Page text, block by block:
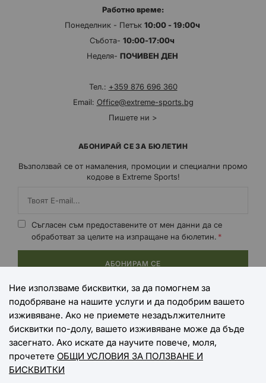
Работно време:
Понеделник - Петък 10:00 - 19:00ч
Събота- 10:00-17:00ч
Неделя- ПОЧИВЕН ДЕН
Тел.: +359 876 696 360
Email: Office@extreme-sports.bg
Пишете ни >
АБОНИРАЙ СЕ ЗА БЮЛЕТИН
Възползвай се от намаления, промоции и специални промо
кодове в Extreme Sports!
Съгласен съм предоставените от мен данни да се
обработват за целите на изпращане на бюлетин.
АБОНИРАМ СЕ
НАЧИНИ НА ПЛАЩАНЕ
НАЧИНИ НА ДОСТАВКА
Ние използваме бисквитки, за да помогнем за
подобряване на нашите услуги и да подобрим вашето
изживяване. Ако не приемете незадължителните
бисквитки по-долу, вашето изживяване може да бъде
засегнато. Ако искате да научите повече, моля,
прочетете ОБЩИ УСЛОВИЯ ЗА ПОЛЗВАНЕ И
БИСКВИТКИ